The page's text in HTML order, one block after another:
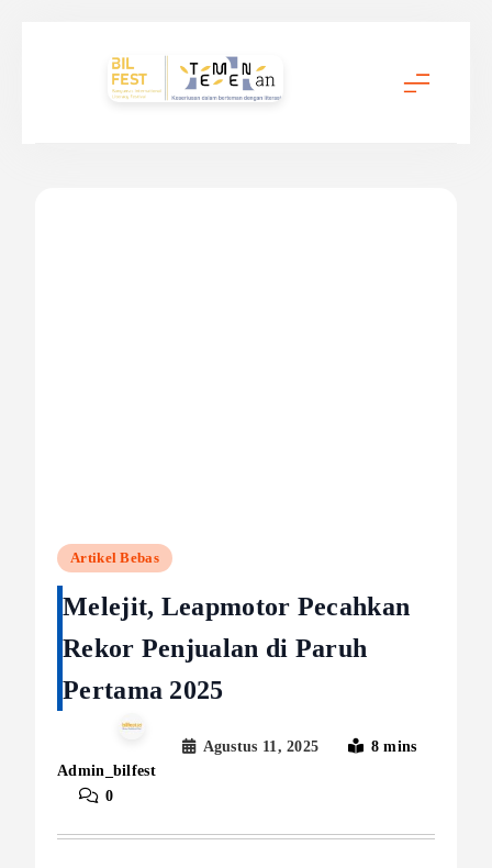
Artikel Bebas
Melejit, Leapmotor Pecahkan
Rekor Penjualan di Paruh
Pertama 2025
Admin_bilfest
Agustus 11, 2025 8 mins
0